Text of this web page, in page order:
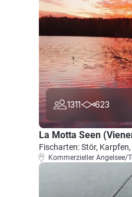
1311 623
La Motta Seen
Fischarten: Stör,
Kommerzieller Angelsee/